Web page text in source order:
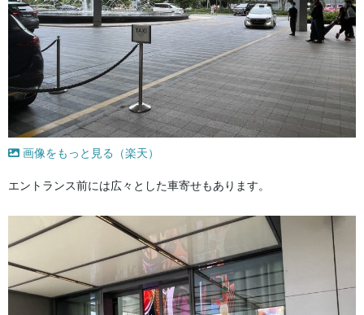
画像をもっと見る（楽天）
エントランス前には広々とした車寄せもあります。